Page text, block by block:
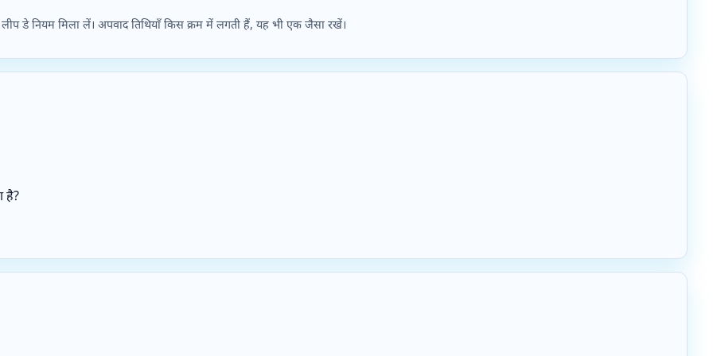
डे नियम मिला लें। अपवाद तिथियाँ किस क्रम में लगती हैं, यह भी एक जैसा रखें।
है?